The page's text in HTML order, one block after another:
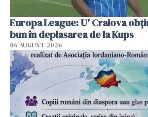
Europa League: U' Craiova
bun în deplasarea de la Kups
06 AUGUST 2026